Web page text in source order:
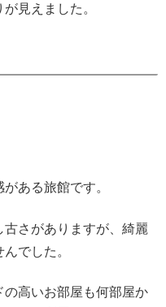
見えました。
ある旅館です。
さがありますが、綺麗
でした。
の高いお部屋も何部屋か